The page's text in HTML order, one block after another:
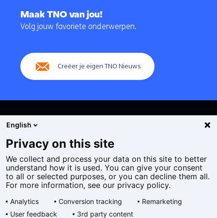
navigatie
Maak TNO van jou!
Volg jouw favoriete onderwerpen.
Creëer je eigen TNO Nieuws
Cookies
Privacy statement
Toegankelijkheid
Algemene voorwaarden
English
Privacy on this site
We collect and process your data on this site to better
understand how it is used. You can give your consent
to all or selected purposes, or you can decline them all.
For more information, see our privacy policy.
Analytics Conversion tracking
Remarketing
User feedback
3rd party content